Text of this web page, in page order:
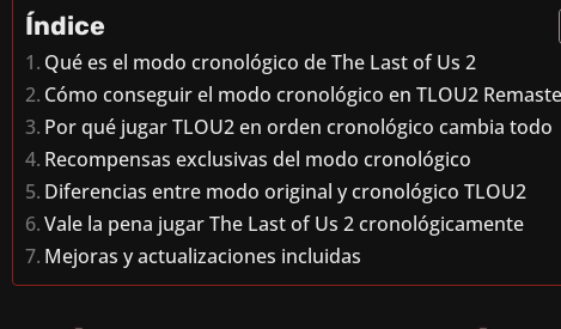
Índice
Qué es el modo cronológico de The Last of Us 2
Cómo conseguir el modo cronológico en TLOU2
Por qué jugar TLOU2 en orden cronológico cambia todo
Recompensas exclusivas del modo cronológico
Diferencias entre modo original y cronológico TLOU2
Vale la pena jugar The Last of Us 2 cronológicamente
Mejoras y actualizaciones incluidas